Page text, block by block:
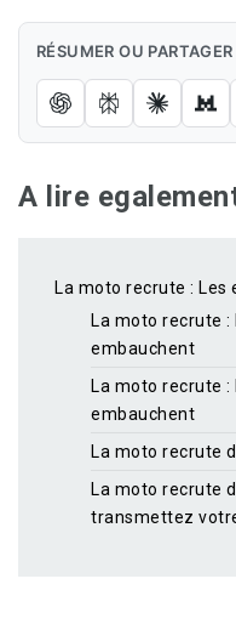
RÉSUMER OU
A lire
La moto recrute :
La moto recrute :
embauchent
La moto recrute :
embauchent
La moto recrute
La moto recrute
transmettez